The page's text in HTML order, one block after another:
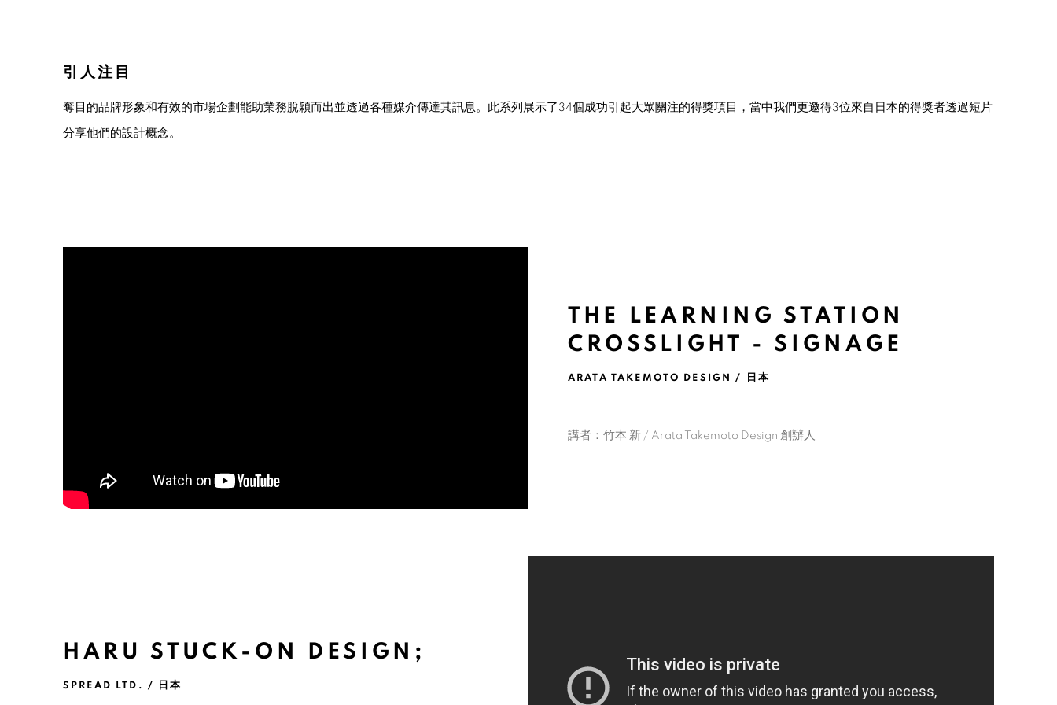
傳訊設計2019 (I)
引人注目
奪目的品牌形象和有效的市場企劃能助業務脫穎而出並透過各種媒介傳達其訊息。此系列展示了 34個成功引起大眾關注的得獎項目，當中我們更邀得3位來自日本的得獎者透過短片
分享他們的設計概念。
THE LEARNING STATION
CROSSLIGHT - SIGNAGE
ARATA TAKEMOTO DESIGN / 日本
講者： 竹本 新 / Arata Takemoto Design 創辦人
HARU STUCK-ON DESIGN;
SPREAD LTD. / 日本